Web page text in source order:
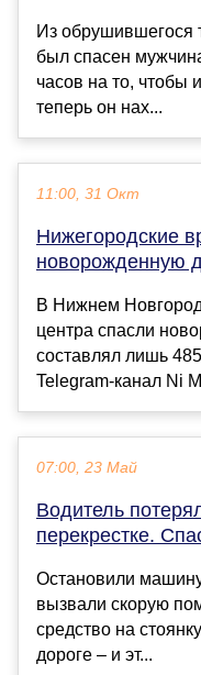
Из обрушившегося
был спасен
часов на то, чтобы
теперь он нах...
11:00, 31 Окт
Нижегородские
новорожденную
В Нижнем
центра спасли
составлял лишь
Telegram-канал Ni
07:00, 23 Май
Водитель
перекрестке.
Остановили
вызвали скорую
средство на
дороге – и эт...